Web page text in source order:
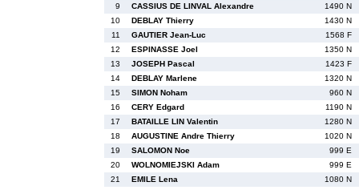
9
CASSIUS DE LINVAL Alexandre
1490 N
10
DEBLAY Thierry
1430 N
11
GAUTIER Jean-Luc
1568 F
12
ESPINASSE Joel
1350 N
13
JOSEPH Pascal
1423 F
14
DEBLAY Marlene
1320 N
15
SIMON Noham
960 N
16
CERY Edgard
1190 N
17
BATAILLE LIN Valentin
1280 N
18
AUGUSTINE Andre Thierry
1020 N
19
SALOMON Noe
999 E
20
WOLNOMIEJSKI Adam
999 E
21
EMILE Lena
1080 N